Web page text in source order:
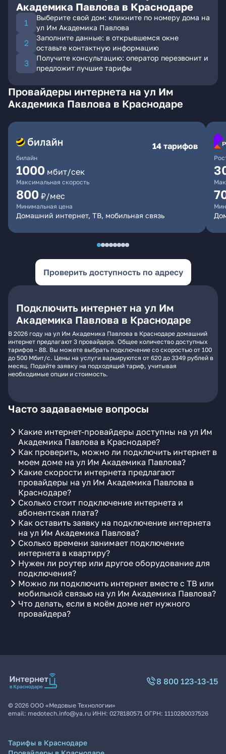
Академика Павлова в Краснодаре
Выберите свой дом: кликните по номеру дома на
ул Им Академика Павлова
Заполните данные: в открывшемся окне
оставьте контактную информацию
Получите консультацию: оператор перезвонит и
предложит лучшие тарифы
Провайдеры интернета на ул Им
Академика Павлова в Краснодаре
билайн
14 тарифов
1000 мбит/сек
Максимальная скорость
800 ₽/мес
Минимальная цена
Домашний интернет, ТВ, мобильная связь
Проверить доступность по адресу
Подключить интернет на ул Им
Академика Павлова в Краснодаре
В 2026 году на ул Им Академика Павлова в Краснодаре домашний
интернет предлагают 3 провайдера. Общее количество доступных
тарифов - 88. Вы можете выбрать подключение со скоростью от 100
до 500 Мбит/с. Цены на услуги варьируются от 620 до 3349 рублей в
месяц. Подайте заявку на подходящий тариф, учитывая
необходимые опции и стоимость.
Часто задаваемые вопросы
Какие интернет-провайдеры доступны на ул Им
Академика Павлова в Краснодаре?
Как проверить, можно ли подключить интернет в
моем доме на ул Им Академика Павлова?
Какие скорости интернета предлагают
провайдеры на ул Им Академика Павлова в
Краснодаре?
Сколько стоит подключение интернета и
абонентская плата?
Как оставить заявку на подключение интернета
на ул Им Академика Павлова?
Сколько времени занимает подключение
интернета в квартиру?
Нужен ли роутер или другое оборудование для
подключения?
Можно ли подключить интернет вместе с ТВ или
мобильной связью на ул Им Академика Павлова?
Что делать, если в моём доме нет нужного
провайдера?
8 800 123-13-15
© 2026 ООО «Медовые Технологии»
email: medotech.info@ya.ru ИНН: 0278180571 ОГРН: 1110280037526
Тарифы в Краснодаре